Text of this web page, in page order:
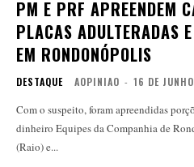
PM E PRF APREENDEM
PLACAS ADULTERADAS
EM RONDONÓPOLIS
DESTAQUE AOPINIAO - 16 DE
Com o suspeito, foram apreendidas
dinheiro Equipes da Companhia de Rondas e Ações Intensivas Ostensivas
(Raio) e...